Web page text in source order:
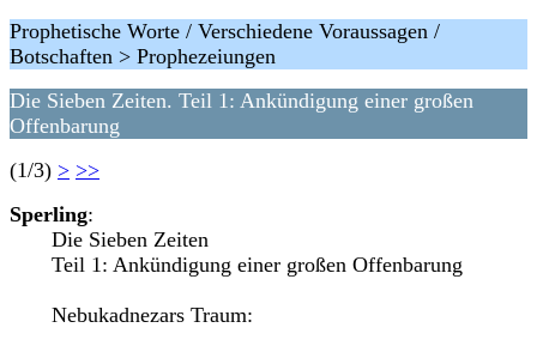
Prophetische Worte / Verschiedene Voraussagen /
Botschaften > Prophezeiungen
Die Sieben Zeiten. Teil 1: Ankündigung einer großen
Offenbarung
(1/3) > >>
Sperling:
Die Sieben Zeiten
Teil 1: Ankündigung einer großen Offenbarung
Nebukadnezars Traum: